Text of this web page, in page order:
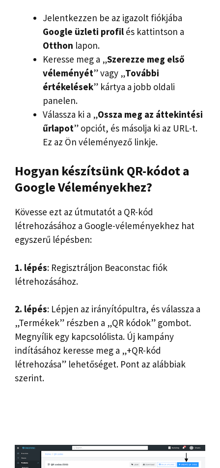
Jelentkezzen be az igazolt fiókjába
Google üzleti profil és kattintson a
Otthon lapon.
Keresse meg a „Szerezze meg első
véleményét” vagy „További
értékelések” kártya a jobb oldali
panelen.
Válassza ki a „Ossza meg az áttekintési
űrlapot” opciót, és másolja ki az URL-t.
Ez az Ön véleményező linkje.
Hogyan készítsünk QR-kódot a
Google Véleményekhez?
Kövesse ezt az útmutatót a QR-kód
létrehozásához a Google-véleményekhez hat
egyszerű lépésben:
1. lépés: Regisztráljon Beaconstac fiók
létrehozásához.
2. lépés: Lépjen az irányítópultra, és válassza a
„Termékek” részben a „QR kódok” gombot.
Megnyílik egy kapcsolólista. Új kampány
indításához keresse meg a „+QR-kód
létrehozása” lehetőséget. Pont az alábbiak
szerint.